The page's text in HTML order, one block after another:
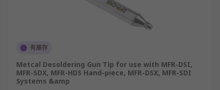
有庫存
Metcal Desoldering Gun Tip for use with MFR-DSI,
MFR-SDX, MFR-HDS Hand-piece, MFR-DSX, MFR-SDI
Systems &amp